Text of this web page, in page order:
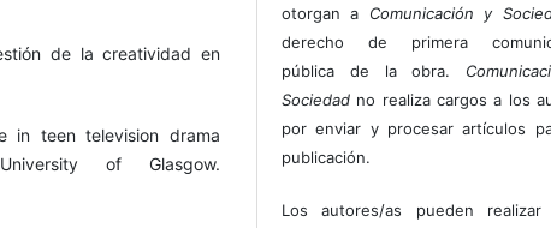
de la creatividad en
in teen television drama
of Glasgow.
otorgan a Comunicación y
derecho de primera
pública de la obra.
Sociedad no realiza cargos a los
por enviar y procesar artículos
publicación.
Los autores/as pueden realizar